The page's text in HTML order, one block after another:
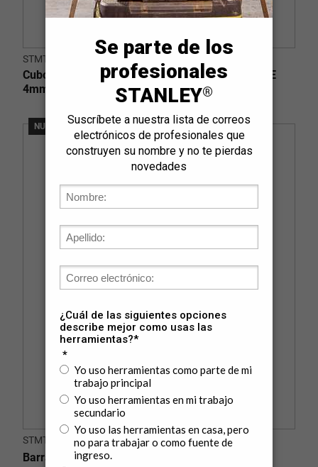
STMT77844-LA
Cubo/Dado con Punta Hexagonal Mando 1/2" VDE
4mm x 120mm
NUEVO
STMT77849-LA
Barra de Extensión Mando 1/2" VDE 125mm